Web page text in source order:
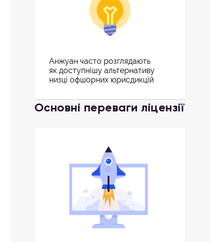
Анжуан часто розглядають
як доступнішу альтернативу
низці офшорних юрисдикцій
Основні переваги ліцензії